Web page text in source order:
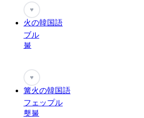
♥
火の韓国語
ブル
불
♥
篝火の韓国語
フェップル
횃불